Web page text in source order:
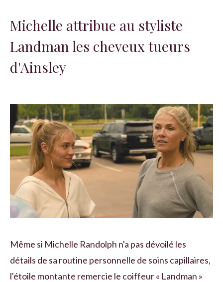
Michelle attribue au styliste
Landman les cheveux tueurs
d'Ainsley
Même si Michelle Randolph n'a pas dévoilé les
détails de sa routine personnelle de soins capillaires,
l'étoile montante remercie le coiffeur « Landman »